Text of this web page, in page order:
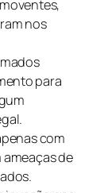
nos
para
com
de